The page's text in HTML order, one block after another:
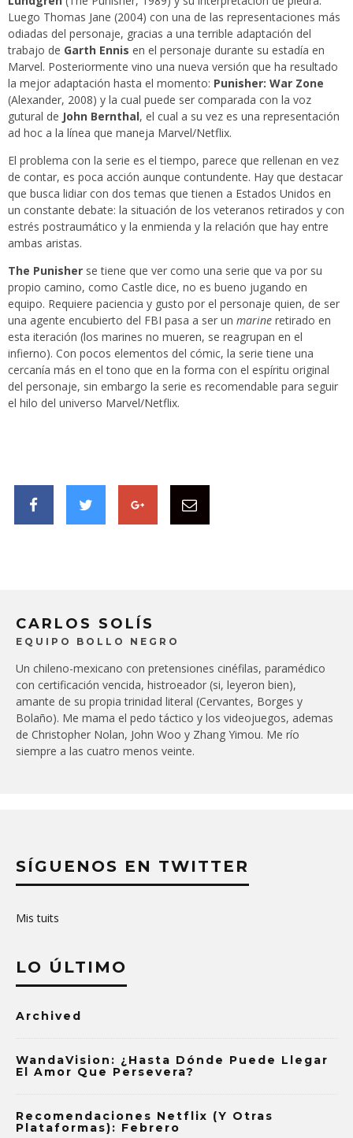
Luego Thomas Jane (2004) con una de las representaciones más
odiadas del personaje, gracias a una terrible adaptación del
trabajo de Garth Ennis en el personaje durante su estadía en
Marvel. Posteriormente vino una nueva versión que ha resultado
la mejor adaptación hasta el momento: Punisher: War Zone
(Alexander, 2008) y la cual puede ser comparada con la voz
gutural de John Bernthal, el cual a su vez es una representación
ad hoc a la línea que maneja Marvel/Netflix.
El problema con la serie es el tiempo, parece que rellenan en vez
de contar, es poca acción aunque contundente. Hay que destacar
que busca lidiar con dos temas que tienen a Estados Unidos en
un constante debate: la situación de los veteranos retirados y con
estrés postraumático y la enmienda y la relación que hay entre
ambas aristas.
The Punisher se tiene que ver como una serie que va por su
propio camino, como Castle dice, no es bueno jugando en
equipo. Requiere paciencia y gusto por el personaje quien, de ser
una agente encubierto del FBI pasa a ser un marine retirado en
esta iteración (los marines no mueren, se reagrupan en el
infierno). Con pocos elementos del cómic, la serie tiene una
cercanía más en el tono que en la forma con el espíritu original
del personaje, sin embargo la serie es recomendable para seguir
el hilo del universo Marvel/Netflix.
CARLOS SOLÍS
EQUIPO BOLLO NEGRO
Un chileno-mexicano con pretensiones cinéfilas, paramédico
con certificación vencida, histroeador (si, leyeron bien),
amante de su propia trinidad literal (Cervantes, Borges y
Bolaño). Me mama el pedo táctico y los videojuegos, ademas
de Christopher Nolan, John Woo y Zhang Yimou. Me río
siempre a las cuatro menos veinte.
SÍGUENOS EN TWITTER
Mis tuits
LO ÚLTIMO
Archived
WandaVision: ¿Hasta Dónde Puede Llegar
El Amor Que Persevera?
Recomendaciones Netflix (y Otras
Plataformas): Febrero